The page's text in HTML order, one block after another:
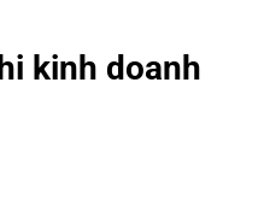
kinh doanh